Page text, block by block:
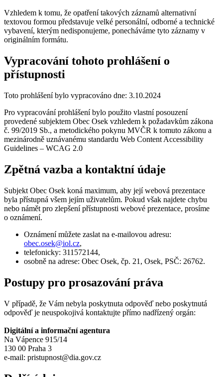
Vzhledem k tomu, že opatření takových záznamů alternativní
textovou formou představuje velké personální, odborné a technické
vybavení, kterým nedisponujeme, ponecháváme tyto záznamy v
originálním formátu.
Vypracování tohoto prohlášení o
přístupnosti
Toto prohlášení bylo vypracováno dne: 3.10.2024
Pro vypracování prohlášení bylo použito vlastní posouzení
provedené subjektem Obec Osek vzhledem k požadavkům zákona
č. 99/2019 Sb., a metodického pokynu MVČR k tomuto zákonu a
mezinárodně uznávanému standardu Web Content Accessibility
Guidelines – WCAG 2.0
Zpětná vazba a kontaktní údaje
Subjekt Obec Osek koná maximum, aby její webová prezentace
byla přístupná všem jejím uživatelům. Pokud však najdete chybu
nebo námět pro zlepšení přístupnosti webové prezentace, prosíme
o oznámení.
Oznámení můžete zaslat na e-mailovou adresu:
obec.osek@iol.cz,
telefonicky: 311572144,
osobně na adrese: Obec Osek, čp. 21, Osek, PSČ: 26762.
Postupy pro prosazování práva
V případě, že Vám nebyla poskytnuta odpověď nebo poskytnutá
odpověď je neuspokojivá kontaktujte přímo nadřízený orgán:
Digitální a informační agentura
Na Vápence 915/14
130 00 Praha 3
e-mail: pristupnost@dia.gov.cz